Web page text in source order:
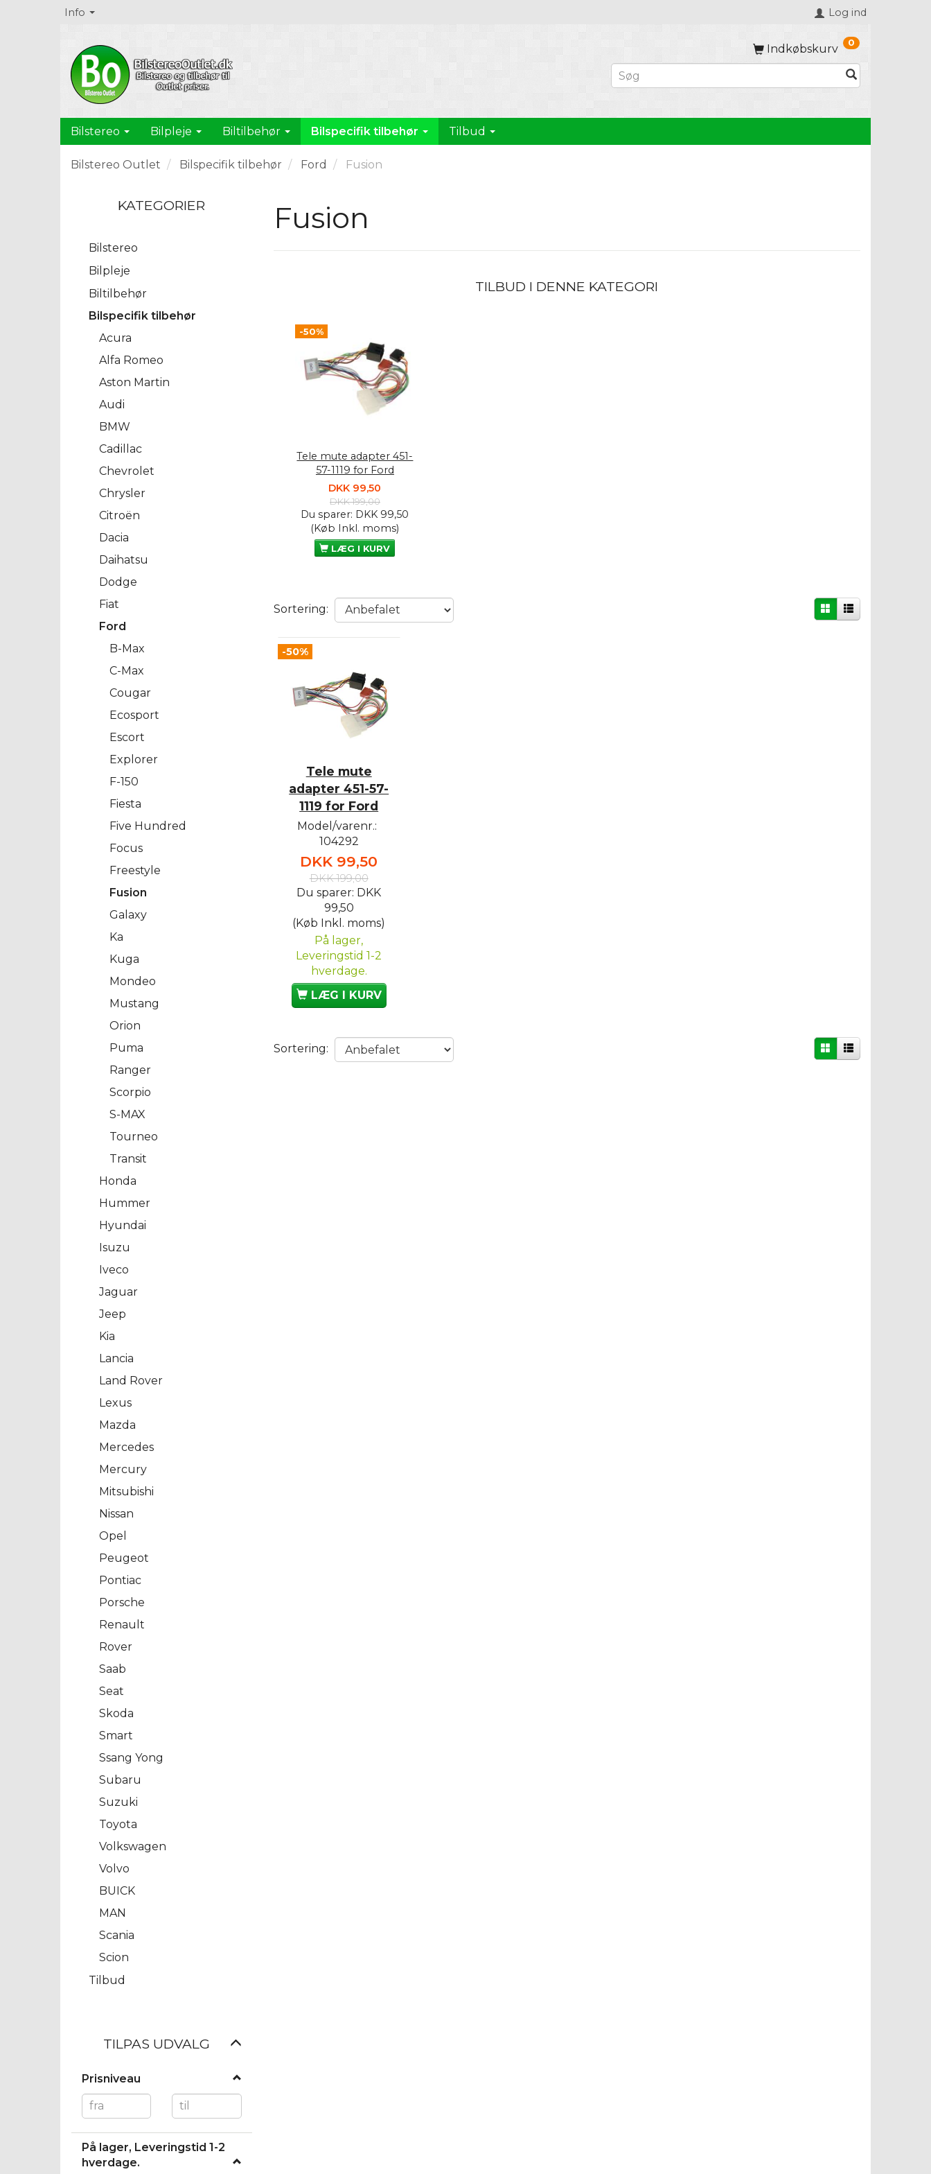
Info Log ind
Indkøbskurv 0
Bilstereo Bilpleje Biltilbehør Bilspecifik tilbehør Tilbud
Bilstereo Outlet Bilspecifik tilbehør Ford Fusion
KATEGORIER
Bilstereo
Bilpleje
Biltilbehør
Bilspecifik tilbehør
Acura
Alfa Romeo
Aston Martin
Audi
BMW
Cadillac
Chevrolet
Chrysler
Citroën
Dacia
Daihatsu
Dodge
Fiat
Ford
B-Max
C-Max
Cougar
Ecosport
Escort
Explorer
F-150
Fiesta
Five Hundred
Focus
Freestyle
Fusion
Galaxy
Ka
Kuga
Mondeo
Mustang
Orion
Puma
Ranger
Scorpio
S-MAX
Tourneo
Transit
Honda
Hummer
Hyundai
Isuzu
Iveco
Jaguar
Jeep
Kia
Lancia
Land Rover
Lexus
Mazda
Mercedes
Mercury
Mitsubishi
Nissan
Opel
Peugeot
Pontiac
Porsche
Renault
Rover
Saab
Seat
Skoda
Smart
Ssang Yong
Subaru
Suzuki
Toyota
Volkswagen
Volvo
BUICK
MAN
Scania
Scion
Tilbud
TILPAS UDVALG
Prisniveau
På lager, Leveringstid 1-2
hverdage.
Fusion
TILBUD I DENNE KATEGORI
-50%
Tele mute adapter 451-
57-1119 for Ford
DKK 99,50
DKK 199,00
Du sparer: DKK 99,50
(Køb Inkl. moms)
LÆG I KURV
Sortering:
-50%
Tele mute
adapter 451-57-
1119 for Ford
Model/varenr.:
104292
DKK 99,50
DKK 199,00
Du sparer: DKK
99,50
(Køb Inkl. moms)
På lager,
Leveringstid 1-2
hverdage.
LÆG I KURV
Sortering: